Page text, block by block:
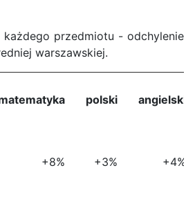
przedmiotu - odchylenie
warszawskiej.
polski angielski
+8% +3% +4%